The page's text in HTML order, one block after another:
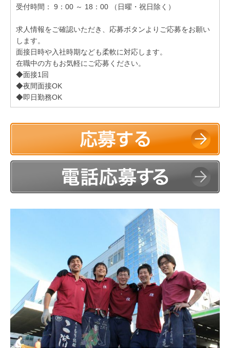
受付時間： 9：00 ～ 18：00 （日曜・祝日除く）
求人情報をご確認いただき、応募ボタンよりご応募をお願い
します。
面接日時や入社時期なども柔軟に対応します。
在職中の方もお気軽にご応募ください。
◆面接1回
◆夜間面接OK
◆即日勤務OK